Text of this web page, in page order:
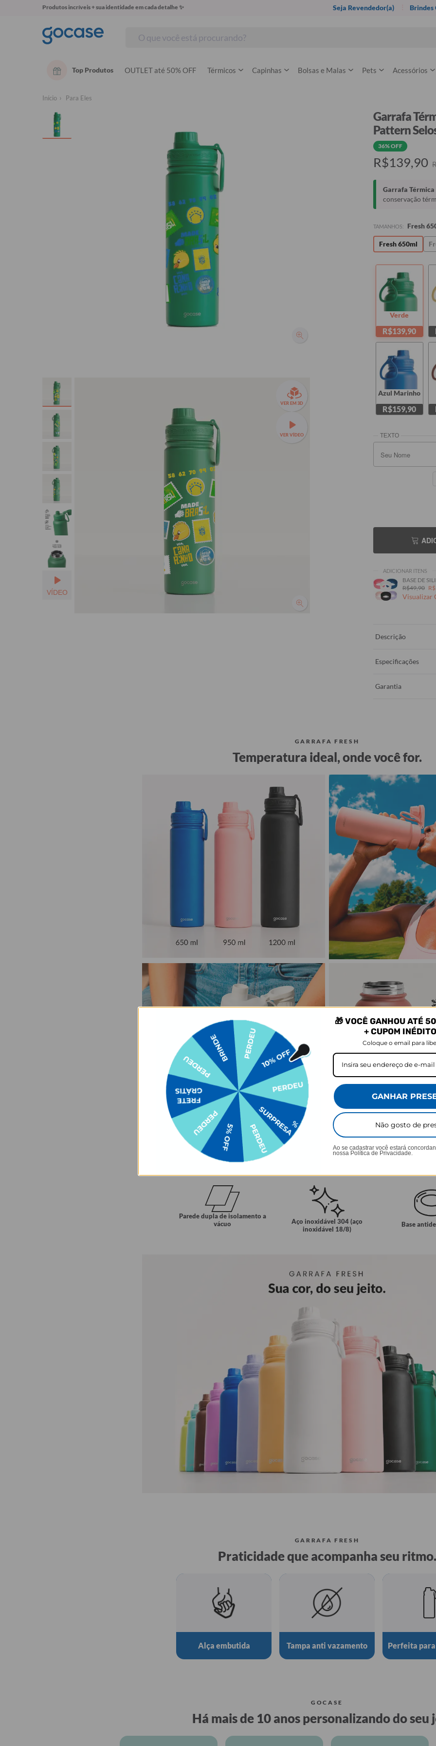
Produtos incríveis + sua identidade em cada detalhe ✨ Seja Revendedor(a)
Top Produtos OUTLET até 50% OFF Térmicos Capinhas Bolsas e Malas Pets Acessórios
Início Para Eles
VER EM 3D
VER VÍDEO
VÍDEO
Seu Nome
Garrafa
Pattern
R$139,90
36% OFF
Garrafa
conservação
TAMANHOS: Fresh
Fresh 650ml
Verde
R$139,90
Azul Marinho
R$159,90
ADICIONAR ITENS
BASE DE
R$49,90
Visualizar
Descrição
Especificações
Garantia
GARRAFA FRESH
Temperatura ideal, onde você for.
Parede dupla de isolamento a
vácuo
Aço inoxidável 304 (aço
inoxidável 18/8)
Base
GARRAFA FRESH
Praticidade que acompanha seu ritmo.
Alça embutida Tampa anti vazamento Perfeita
GOCASE
Há mais de 10 anos personalizando do seu
🎁 VOCÊ GANHOU ATÉ
+ CUPOM
Coloque o email para
GANHAR
Não gosto de
Ao se cadastrar você estará
nossa Política de Privacidade.